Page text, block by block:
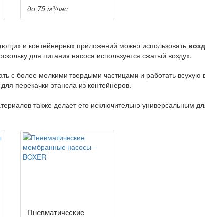
до 75 м³/час
и контейнерных приложений можно использовать
для питания насоса используется сжатый воздух.
с более мелкими твердыми частицами и работать всухую
перекачки этанола из контейнеров.
также делает его исключительно универсальным
Пневматические